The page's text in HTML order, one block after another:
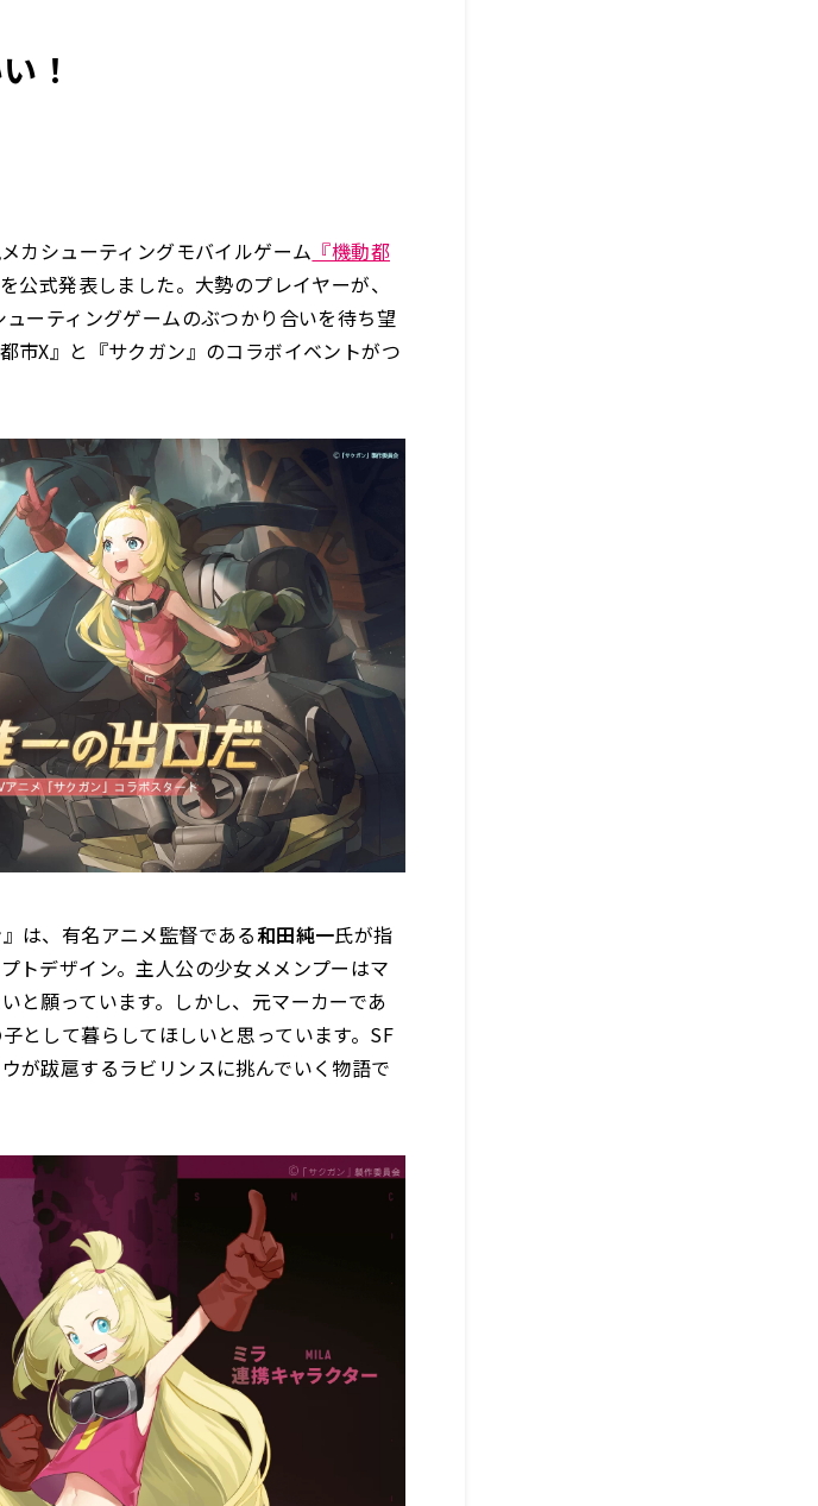
！
カシューティングモバイルゲーム 『機動都
公式発表しました。大勢のプレイヤーが、
ーティングゲームのぶつかり合いを待ち望
市X』と『サクガン』のコラボイベントがつ
は、有名アニメ監督である和田純一氏が指
トデザイン。主人公の少女メメンプーはマ
と願っています。しかし、元マーカーであ
として暮らしてほしいと思っています。SF
が跋扈するラビリンスに挑んでいく物語で